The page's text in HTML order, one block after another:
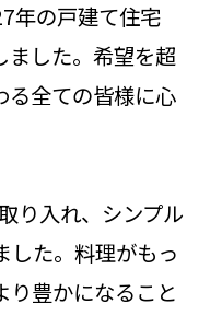
年の戸建て住宅
ました。希望を超
る全ての皆様に心
り入れ、シンプル
した。料理がもっ
り豊かになること